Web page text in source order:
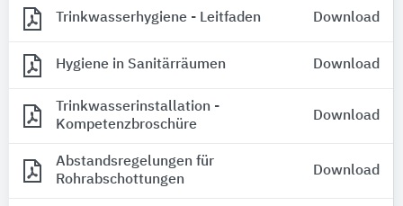
Trinkwasserhygiene - Leitfaden Download
Hygiene in Sanitärräumen Download
Trinkwasserinstallation -
Kompetenzbroschüre
Download
Abstandsregelungen für
Rohrabschottungen
Download